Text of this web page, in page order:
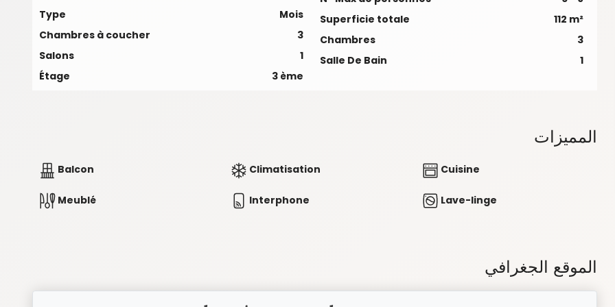
Type
Mois
Chambres à coucher
3
Salons
1
Étage
3 ème
Superficie totale
112 m²
Chambres
3
Salle De Bain
1
المميزات
Balcon
Meublé
Climatisation
Interphone
Cuisine
Lave-linge
الموقع الجغرافي